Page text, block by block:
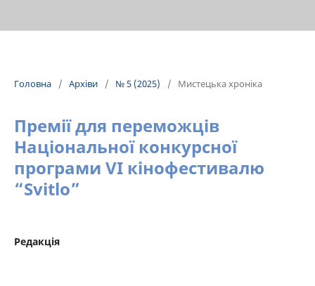
Головна / Архіви / № 5 (2025) / Мистецька хроніка
Премії для переможців
Національної конкурсної
програми VI кінофестивалю
“Svitlo”
Редакція